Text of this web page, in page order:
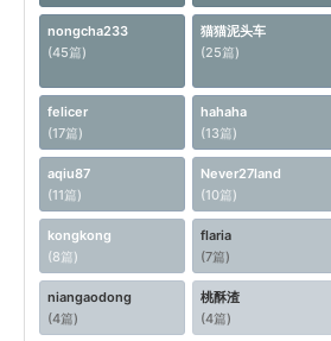
nongcha233
(45篇)
猫猫泥头车
(25篇)
felicer
(17篇)
hahaha
(13篇)
aqiu87
(11篇)
Never27land
(10篇)
kongkong
(8篇)
flaria
(7篇)
niangaodong
(4篇)
桃酥渣
(4篇)